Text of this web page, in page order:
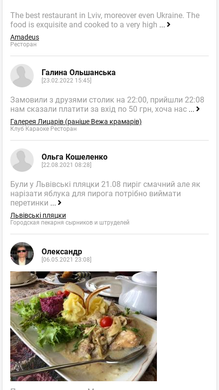
The best restaurant in Lviv, moreover even Ukraine. The
food is exquisite and cooked to a very high ...
Amadeus
Ресторан
Галина Ольшанська
[23.02.2022 15:45]
Замовили з друзями столик на 22:00, прийшли 22:08
нам сказали платити за вхід по 50 грн, хоча нас ...
Галерея Лицарів (раніше Вежа крамарів)
Клуб Караоке Ресторан
Ольга Кошеленко
[22.08.2021 08:28]
Були у Львівські пляцки 21.08 пиріг смачний але як
нарізати яблука для пирога потрібно виймати
перетинки ...
Львівські пляцки
Городская пекарня сырников и штруделей
Олександр
[06.05.2021 23:08]